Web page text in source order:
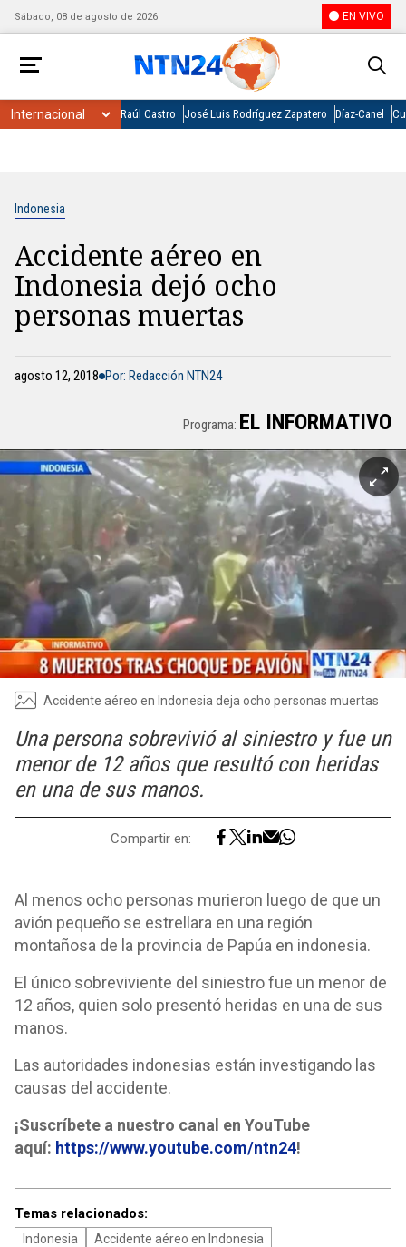
Sábado, 08 de agosto de 2026 EN VIVO
Raúl Castro José Luis Rodríguez Zapatero Díaz-Canel
Indonesia
Accidente aéreo en
Indonesia dejó ocho
personas muertas
agosto 12, 2018 Por: Redacción NTN24
Programa: EL INFORMATIVO
Accidente aéreo en Indonesia deja ocho personas muertas
Una persona sobrevivió al siniestro y fue un
menor de 12 años que resultó con heridas
en una de sus manos.
Compartir en:
Al menos ocho personas murieron luego de que un
avión pequeño se estrellara en una región
montañosa de la provincia de Papúa en indonesia.
El único sobreviviente del siniestro fue un menor de
12 años, quien solo presentó heridas en una de sus
manos.
Las autoridades indonesias están investigando las
causas del accidente.
¡Suscríbete a nuestro canal en YouTube
aquí: https://www.youtube.com/ntn24!
Temas relacionados:
Indonesia Accidente aéreo en Indonesia